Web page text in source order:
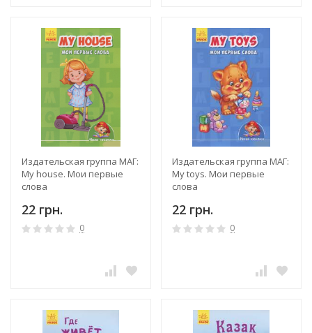
Издательская группа МАГ:
My house. Мои первые
слова
22 грн.
0
Издательская группа МАГ:
My toys. Мои первые
слова
22 грн.
0